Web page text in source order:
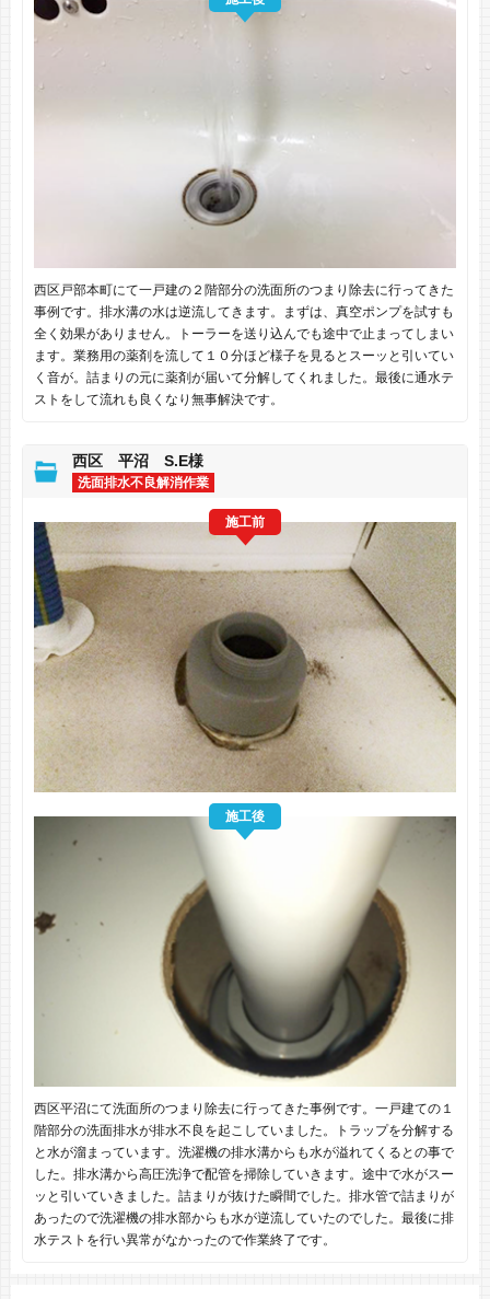
西区戸部本町にて一戸建の２階部分の洗面所のつまり除去に行ってきた
事例です。排水溝の水は逆流してきます。まずは、真空ポンプを試すも
全く効果がありません。トーラーを送り込んでも途中で止まってしまい
ます。業務用の薬剤を流して１０分ほど様子を見るとスーッと引いてい
く音が。詰まりの元に薬剤が届いて分解してくれました。最後に通水テ
ストをして流れも良くなり無事解決です。
西区 平沼 S.E様
洗面排水不良解消作業
施工前
施工後
西区平沼にて洗面所のつまり除去に行ってきた事例です。一戸建ての１
階部分の洗面排水が排水不良を起こしていました。トラップを分解する
と水が溜まっています。洗濯機の排水溝からも水が溢れてくるとの事で
した。排水溝から高圧洗浄で配管を掃除していきます。途中で水がスー
ッと引いていきました。詰まりが抜けた瞬間でした。排水管で詰まりが
あったので洗濯機の排水部からも水が逆流していたのでした。最後に排
水テストを行い異常がなかったので作業終了です。